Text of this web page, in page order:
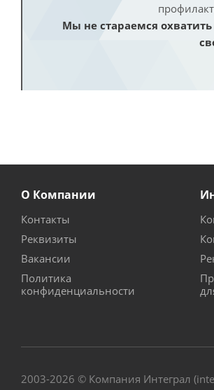
Мы не стараемся
О Компании
Контакты
Реквизиты
Вакансии
Политика
конфиденциальности
2003-2026 © Компания Интеграл